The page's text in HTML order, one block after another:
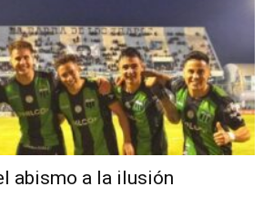
abismo a la ilusión